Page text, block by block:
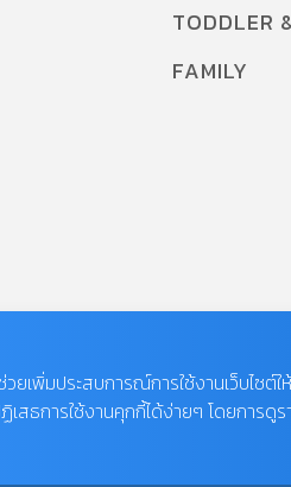
TODDLER
FAMILY
วยเพิ่มประสบการณ์การใช้งานเว็บไซ
สธการใช้งานคุกกี้ได้ง่ายๆ โดยการดูร